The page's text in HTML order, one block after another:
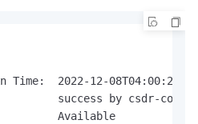
Time:  2022-12-08T04:00:22Z
success by csdr-
Available